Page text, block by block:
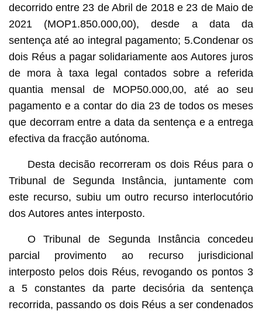
decorrido entre 23 de Abril de 2018 e 23 de Maio de
2021 (MOP1.850.000,00), desde a data da
sentença até ao integral pagamento; 5.Condenar os
dois Réus a pagar solidariamente aos Autores juros
de mora à taxa legal contados sobre a referida
quantia mensal de MOP50.000,00, até ao seu
pagamento e a contar do dia 23 de todos os meses
que decorram entre a data da sentença e a entrega
efectiva da fracção autónoma.
Desta decisão recorreram os dois Réus para o
Tribunal de Segunda Instância, juntamente com
este recurso, subiu um outro recurso interlocutório
dos Autores antes interposto.
O Tribunal de Segunda Instância concedeu
parcial provimento ao recurso jurisdicional
interposto pelos dois Réus, revogando os pontos 3
a 5 constantes da parte decisória da sentença
recorrida, passando os dois Réus a ser condenados